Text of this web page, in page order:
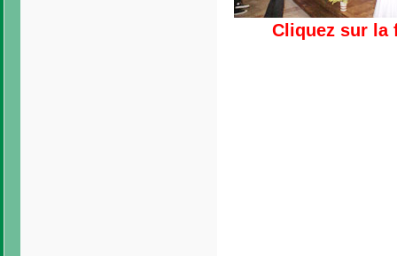
Cliquez sur la